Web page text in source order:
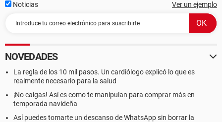
Noticias Ver un ejemplo
NOVEDADES
La regla de los 10 mil pasos. Un cardiólogo explicó lo que es
realmente necesario para la salud
¡No caigas! Así es como te manipulan para comprar más en
temporada navideña
Así puedes tomarte un descanso de WhatsApp sin borrar la